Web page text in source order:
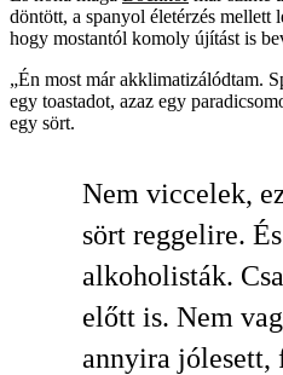
döntött, a spanyol életérzés mellett
hogy mostantól komoly újítást is
„Én most már akklimatizálódtam.
egy toastadot, azaz egy
egy sört.
Nem viccelek,
sört reggelire.
alkoholisták.
előtt is. Nem
annyira jólesett,